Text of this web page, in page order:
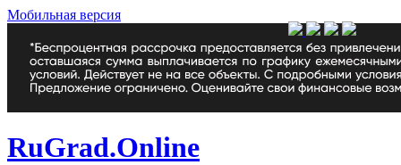
Мобильная версия
RuGrad.Online